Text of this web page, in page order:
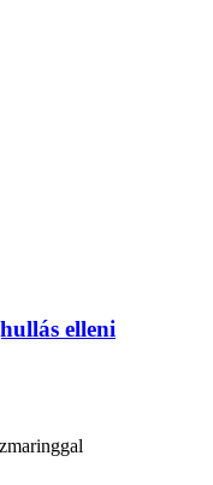
elleni